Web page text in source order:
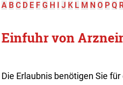
A B C D E F G H I J K L M N O P Q
Einfuhr von
Die Erlaubnis benötigen Sie